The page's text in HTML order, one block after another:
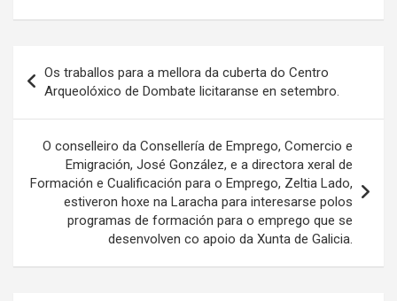
de
entradas
Os traballos para a mellora da cuberta do Centro
Arqueolóxico de Dombate licitaranse en setembro.
O conselleiro da Consellería de Emprego, Comercio e
Emigración, José González, e a directora xeral de
Formación e Cualificación para o Emprego, Zeltia Lado,
estiveron hoxe na Laracha para interesarse polos
programas de formación para o emprego que se
desenvolven co apoio da Xunta de Galicia.